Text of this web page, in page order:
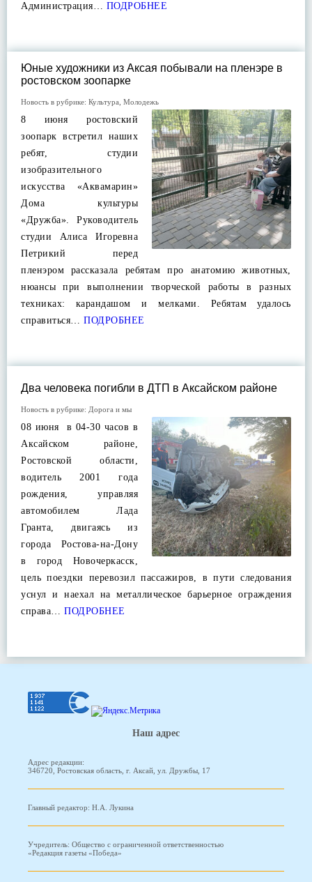
Администрация… ПОДРОБНЕЕ
Юные художники из Аксая побывали на пленэре в
ростовском зоопарке
Новость в рубрике: Культура Молодежь
8 июня ростовский
зоопарк встретил наших
ребят, студии
изобразительного
искусства «Аквамарин»
Дома культуры
«Дружба». Руководитель
студии Алиса Игоревна
Петрикий перед
пленэром рассказала ребятам про анатомию животных,
нюансы при выполнении творческой работы в разных
техниках: карандашом и мелками. Ребятам удалось
справиться… ПОДРОБНЕЕ
Два человека погибли в ДТП в Аксайском районе
Новость в рубрике: Дорога и мы
08 июня в 04-30 часов в
Аксайском районе,
Ростовской области,
водитель 2001 года
рождения, управляя
автомобилем Лада
Гранта, двигаясь из
города Ростова-на-Дону
в город Новочеркасск,
цель поездки перевозил пассажиров, в пути следования
уснул и наехал на металлическое барьерное ограждения
справа… ПОДРОБНЕЕ
Наш адрес
Адрес редакции:
346720, Ростовская область, г. Аксай, ул. Дружбы, 17
Главный редактор: Н.А. Лукина
Учредитель: Общество с ограниченной ответственностью
«Редакция газеты «Победа»